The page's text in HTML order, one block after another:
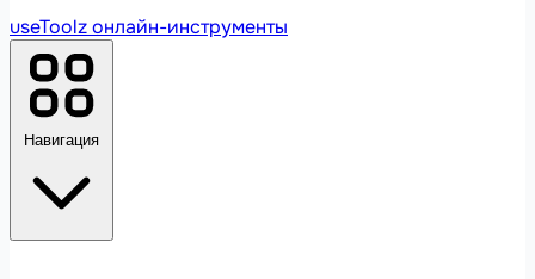
useToolzонлайн-инструменты
Навигация